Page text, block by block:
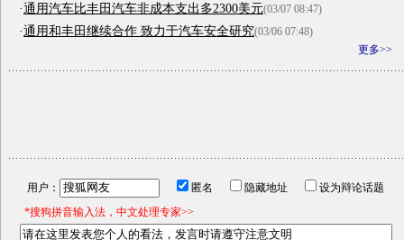
·通用汽车比丰田汽车非成本支出多2300美元(03/07 08:47)
·通用和丰田继续合作 致力于汽车安全研究(03/06 07:48)
更多>>
用户： 匿名 隐藏地址
设为辩论话题
*搜狗拼音输入法，中文处理专家>>